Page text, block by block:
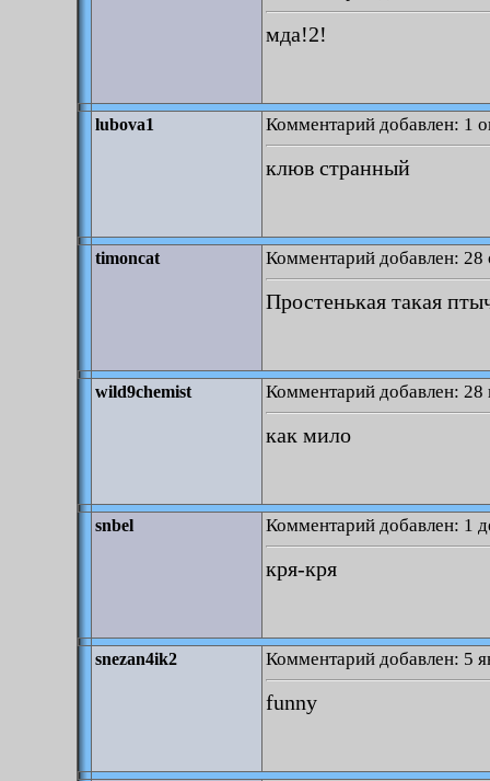
мда!2!
lubova1 Комментарий добавлен: 1
клюв странный
timoncat Комментарий добавлен: 28
Простенькая такая
wild9chemist Комментарий добавлен: 28
как мило
snbel Комментарий добавлен: 1
кря-кря
snezan4ik2 Комментарий добавлен: 5
funny